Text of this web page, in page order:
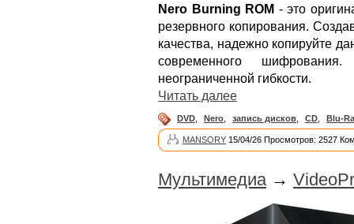
Nero Burning ROM - это
резервного копирования.
качества, надежно копируйте
современного
неограниченной гибкости.
Читать далее
DVD Nero запись дисков CD Blu-
MANSORY 15/04/26 Просмотров: 2527
Мультимедиа→